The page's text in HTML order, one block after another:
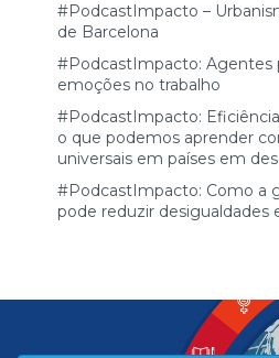
#PodcastImpacto –
de Barcelona
#PodcastImpacto: Agentes
emoções no trabalho
#PodcastImpacto:
o que podemos aprender
universais em países em
#PodcastImpacto: Como a
pode reduzir desigualdades